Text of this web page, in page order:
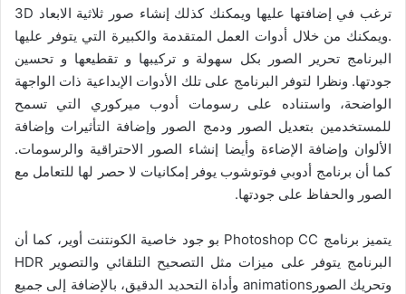
ترغب في إضافتها عليها ويمكنك كذلك إنشاء صور ثلاثية الابعاد 3D
.ويمكنك من خلال أدوات العمل المتقدمة والكبيرة التي يتوفر عليها
البرنامج تحرير الصور بكل سهولة و تركيبها و تقطيعها و تحسين
جودتها. ونظرا لتوفر البرنامج على تلك الأدوات الإبداعية ذات الواجهة
الواضحة، واستناده على رسومات أدوب ميركوري التي تسمح
للمستخدمين بتعديل الصور ودمج الصور وإضافة التأثيرات وإضافة
الألوان وإضافة الإضاءة وأيضا إنشاء الصور الاحتراقية والرسومات.
كما أن برنامج أدوبي فوتوشوب يوفر إمكانيات لا حصر لها للتعامل مع
الصور والحفاظ على جودتها.
يتميز برنامج Photoshop CC بو جود خاصية الكونتنت أوير، كما أن
البرنامج يتوفر على ميزات مثل التصحيح التلقائي والتصوير HDR
وتحريك الصورanimations وأداة التحديد الدقيق، بالإضافة إلى جميع